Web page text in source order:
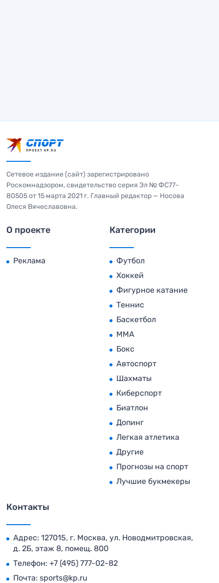
Сетевое издание (сайт) зарегистрировано
Роскомнадзором, свидетельство серия Эл № ФС77-
80505 от 15 марта 2021 г. Главный редактор — Носова
Олеся Вячеславовна.
О проекте
Реклама
Категории
Футбол
Хоккей
Фигурное катание
Теннис
Баскетбол
MMA
Бокс
Автоспорт
Шахматы
Киберспорт
Биатлон
Допинг
Легкая атлетика
Другие
Прогнозы на спорт
Лучшие букмекеры
Контакты
Адрес: 127015, г. Москва, ул. Новодмитровская,
д. 2Б, этаж 8, помещ. 800
Телефон: +7 (495) 777-02-82
Почта: sports@kp.ru